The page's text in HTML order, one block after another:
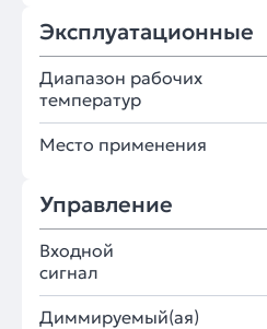
Эксплуатационные
Диапазон рабочих
температур
Место применения
Управление
Входной
сигнал
Диммируемый(ая)